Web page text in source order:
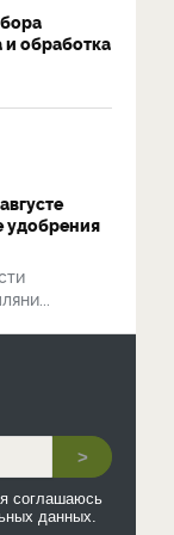
обработка
удобрения
>
соглашаюсь
данных.